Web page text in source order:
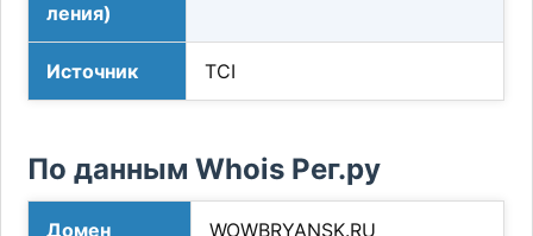
ления)
Источник TCI
По данным Whois Рег.ру
Домен WOWBRYANSK.RU